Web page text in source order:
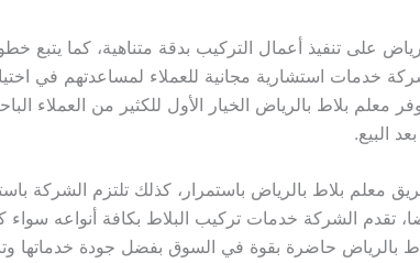
على تنفيذ أعمال التركيب بدقة متناهية، كما
خدمات استشارية مجانية للعملاء لمساعدتهم في
معلم بلاط بالرياض الخيار الأول للكثير من العملاء
البيع.
بلاط بالرياض باستمرار، كذلك تلتزم الشركة
تقدم الشركة خدمات تركيب البلاط بكافة أنواعه
بالرياض حاضرة بقوة في السوق بفضل جودة خدماتها